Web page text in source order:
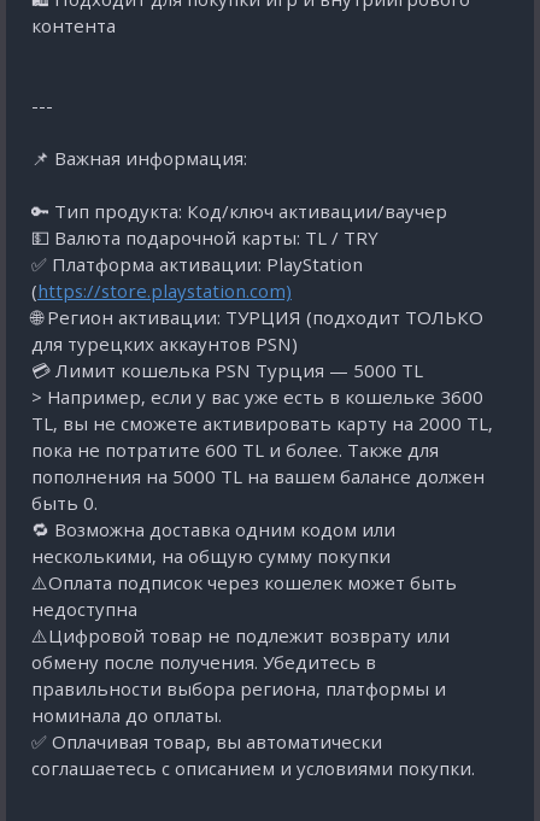
контента
---
📌 Важная информация:
🔑 Тип продукта: Код/ключ активации/ваучер
💵 Валюта подарочной карты: TL / TRY
✅ Платформа активации: PlayStation
(https://store.playstation.com)
🌐 Регион активации: ТУРЦИЯ (подходит ТОЛЬКО
для турецких аккаунтов PSN)
💳 Лимит кошелька PSN Турция — 5000 TL
> Например, если у вас уже есть в кошельке 3600
TL, вы не сможете активировать карту на 2000 TL,
пока не потратите 600 TL и более. Также для
пополнения на 5000 TL на вашем балансе должен
быть 0.
🔁 Возможна доставка одним кодом или
несколькими, на общую сумму покупки
⚠️Оплата подписок через кошелек может быть
недоступна
⚠️Цифровой товар не подлежит возврату или
обмену после получения. Убедитесь в
правильности выбора региона, платформы и
номинала до оплаты.
✅ Оплачивая товар, вы автоматически
соглашаетесь с описанием и условиями покупки.